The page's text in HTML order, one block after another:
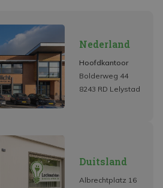
Nederland
Hoofdkantoor
Bolderweg 44
8243 RD Lelystad
Duitsland
Albrechtplatz 16